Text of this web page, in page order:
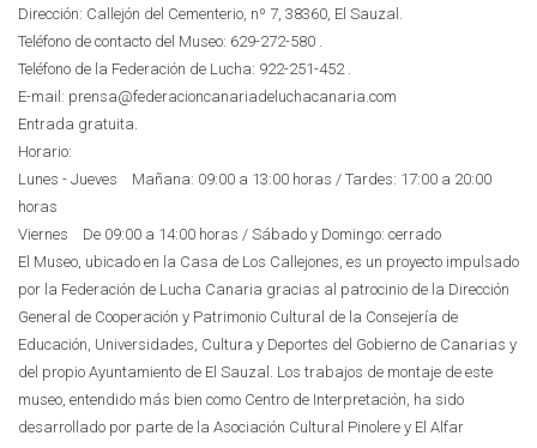
Dirección: Callejón del Cementerio, nº 7, 38360, El Sauzal.
Teléfono de contacto del Museo: 629-272-580
Teléfono de la Federación de Lucha: 922-251-452
E-mail: prensa@federacioncanariadeluchacanaria.com
Entrada gratuita.
Horario:
Lunes - Jueves Mañana: 09:00 a 13:00 horas / Tardes: 17:00 a 20:00
horas
Viernes De 09:00 a 14:00 horas / Sábado y Domingo: cerrado
El Museo, ubicado en la Casa de Los Callejones, es un proyecto impulsado
por la Federación de Lucha Canaria gracias al patrocinio de la Dirección
General de Cooperación y Patrimonio Cultural de la Consejería de
Educación, Universidades, Cultura y Deportes del Gobierno de Canarias y
del propio Ayuntamiento de El Sauzal. Los trabajos de montaje de este
museo, entendido más bien como Centro de Interpretación, ha sido
desarrollado por parte de la Asociación Cultural Pinolere y El Alfar